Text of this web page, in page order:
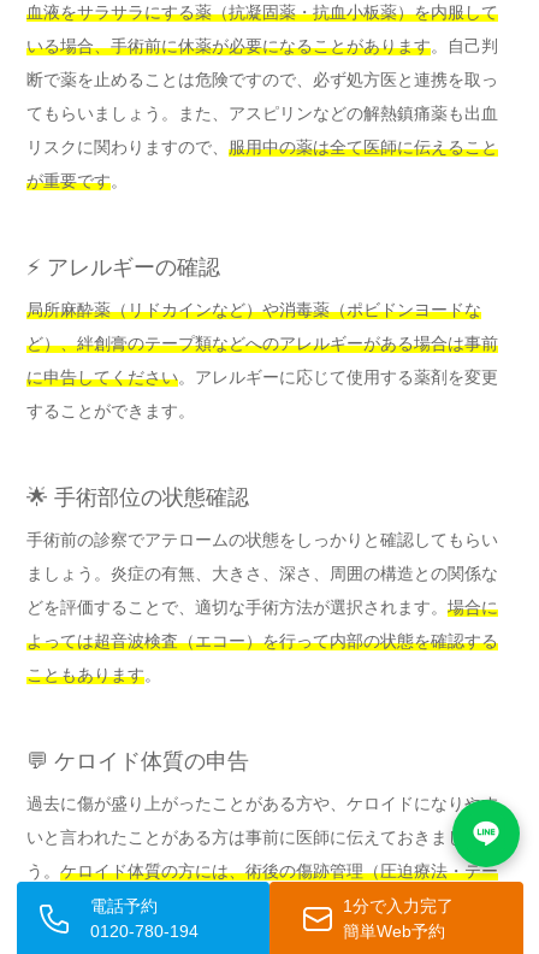
血液をサラサラにする薬（抗凝固薬・抗血小板薬）を内服して
いる場合、手術前に休薬が必要になることがあります。自己判
断で薬を止めることは危険ですので、必ず処方医と連携を取っ
てもらいましょう。また、アスピリンなどの解熱鎮痛薬も出血
リスクに関わりますので、 服用中の薬は全て医師に伝えること
が重要です。
⚡ アレルギーの確認
局所麻酔薬（リドカインなど）や消毒薬（ポビドンヨードな
ど）、絆創膏のテープ類などへのアレルギーがある場合は事前
に申告してください。アレルギーに応じて使用する薬剤を変更
することができます。
🌟 手術部位の状態確認
手術前の診察でアテロームの状態をしっかりと確認してもらい
ましょう。炎症の有無、大きさ、深さ、周囲の構造との関係な
どを評価することで、適切な手術方法が選択されます。 場合に
よっては超音波検査（エコー）を行って内部の状態を確認する
こともあります。
💬 ケロイド体質の申告
過去に傷が盛り上がったことがある方や、ケロイドになりやす
いと言われたことがある方は事前に医師に伝えておきましょ
う。 ケロイド体質の方には、術後の傷跡管理（圧迫療法・テー
ピング・注射など）について説明を受けることが大切です
電話予約
0120-780-194
1分で入力完了
簡単Web予約